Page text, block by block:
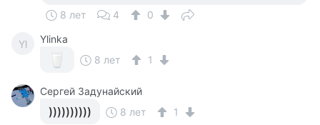
8 лет 4 0
Yl
Ylinka
8 лет
1
Сергей Задунайский
)))))))))) 8 лет 1